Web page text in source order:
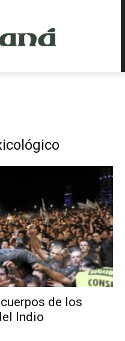
de los
Indio